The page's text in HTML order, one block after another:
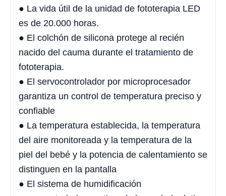
● La vida útil de la unidad de fototerapia LED
es de 20.000 horas.
● El colchón de silicona protege al recién
nacido del cauma durante el tratamiento de
fototerapia.
● El servocontrolador por microprocesador
garantiza un control de temperatura preciso y
confiable
● La temperatura establecida, la temperatura
del aire monitoreada y la temperatura de la
piel del bebé y la potencia de calentamiento se
distinguen en la pantalla
● El sistema de humidificación